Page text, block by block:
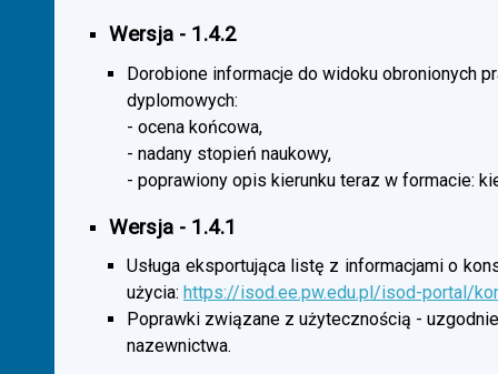
Wersja - 1.4.2
Dorobione informacje do widoku obronionych
dyplomowych:
- ocena końcowa,
- nadany stopień naukowy,
- poprawiony opis kierunku teraz w formacie:
Wersja - 1.4.1
Usługa eksportująca listę z informacjami o
użycia: https://isod.ee.pw.edu.pl/isod-portal/
Poprawki związane z użytecznością -
nazewnictwa.